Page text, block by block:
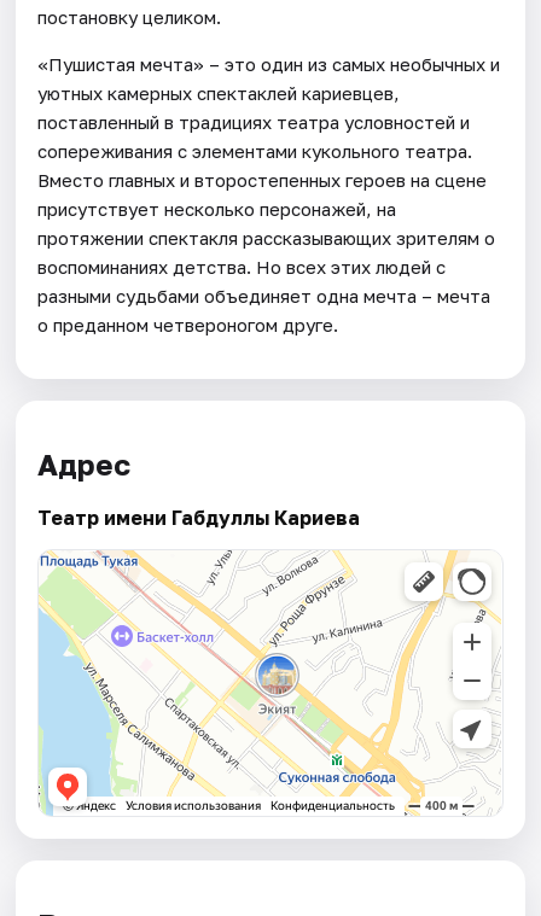
постановку целиком.
«Пушистая мечта» – это один из самых необычных и
уютных камерных спектаклей кариевцев,
поставленный в традициях театра условностей и
сопереживания с элементами кукольного театра.
Вместо главных и второстепенных героев на сцене
присутствует несколько персонажей, на
протяжении спектакля рассказывающих зрителям о
воспоминаниях детства. Но всех этих людей с
разными судьбами объединяет одна мечта – мечта
о преданном четвероногом друге.
Адрес
Театр имени Габдуллы Кариева